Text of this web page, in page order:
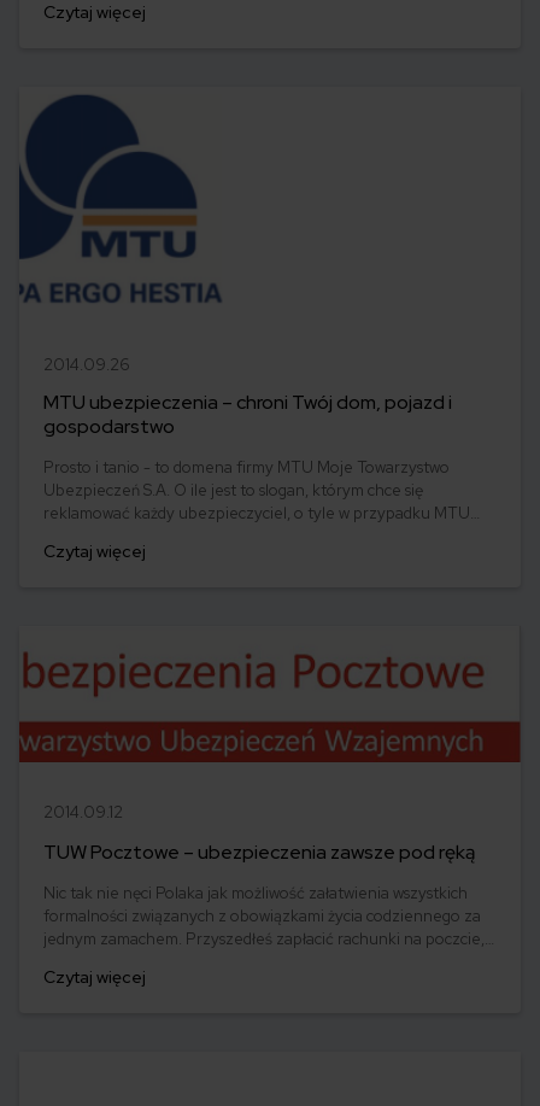
mieszkanie i wykupisz polisę na podróż. Towarzystwo nie
Czytaj więcej
2014.09.26
MTU ubezpieczenia – chroni Twój dom, pojazd i
gospodarstwo
Prosto i tanio - to domena firmy MTU Moje Towarzystwo
Ubezpieczeń S.A. O ile jest to slogan, którym chce się
reklamować każdy ubezpieczyciel, o tyle w przypadku MTU
Niskie koszty operacyjne towarzystwa pozwalają na stworzenie
Czytaj więcej
2014.09.12
TUW Pocztowe – ubezpieczenia zawsze pod ręką
Nic tak nie nęci Polaka jak możliwość załatwienia wszystkich
formalności związanych z obowiązkami życia codziennego za
jednym zamachem. Przyszedłeś zapłacić rachunki na poczcie,
ubezpieczenia? Pocztowe TUW zaoferuje Ci kupno polisy
Czytaj więcej